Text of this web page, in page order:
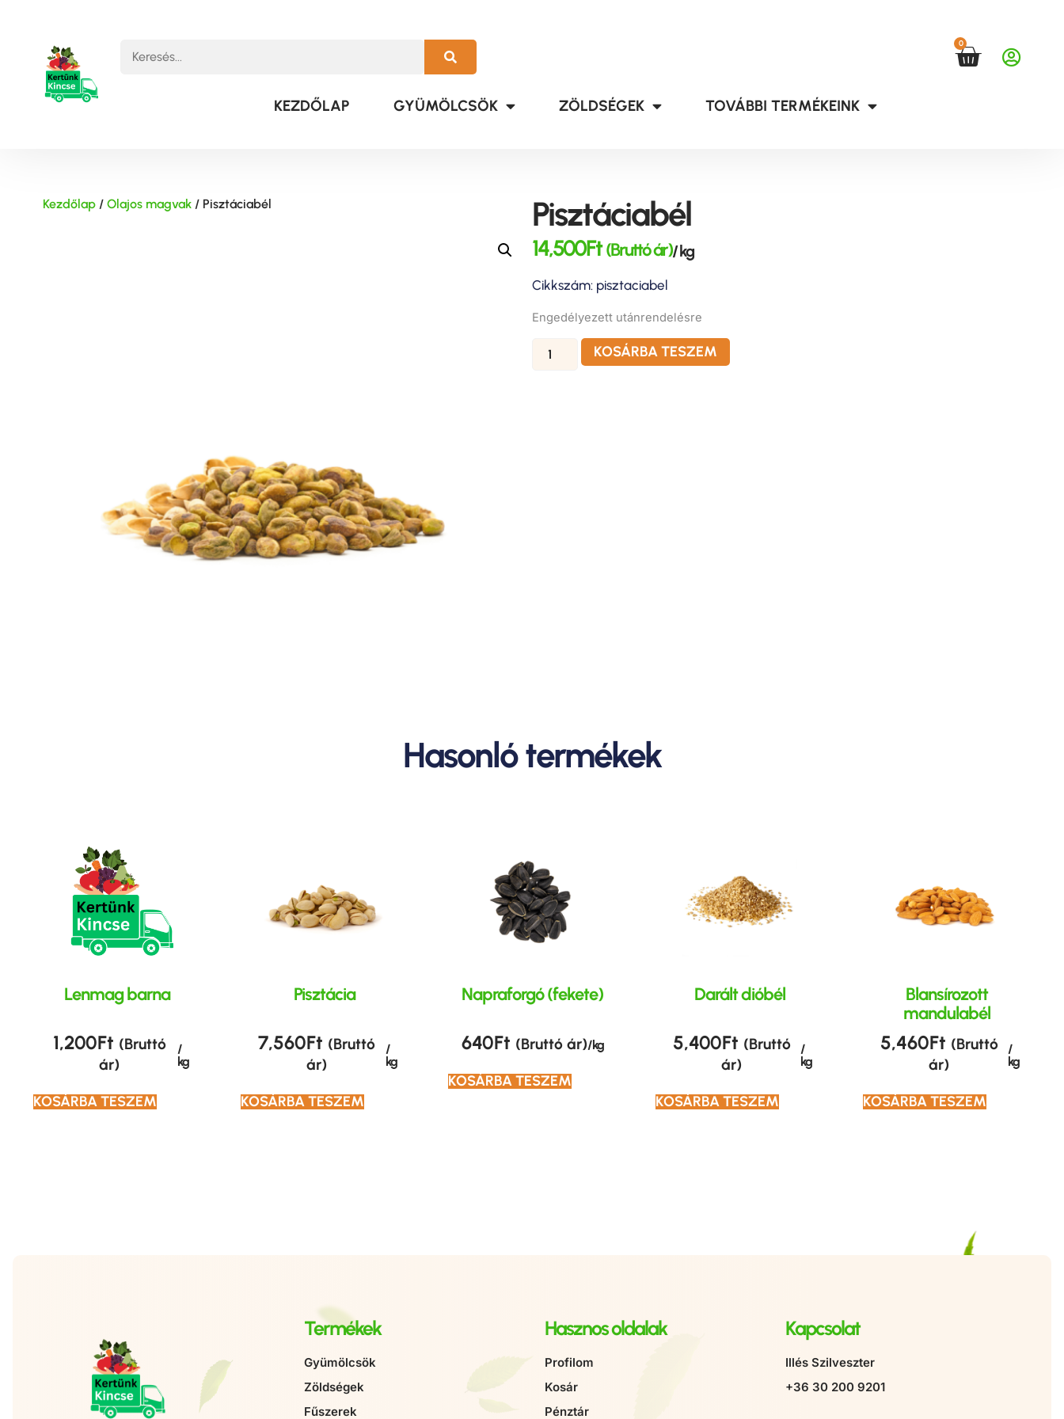
0
KEZDŐLAP GYÜMÖLCSÖK ZÖLDSÉGEK TOVÁBBI TERMÉKEINK
Kezdőlap/ Olajos magvak/ Pisztáciabél Pisztáciabél
14,500Ft (Bruttó ár)/ kg
Cikkszám: pisztaciabel
Engedélyezett utánrendelésre
KOSÁRBA TESZEM
Hasonló termékek
Lenmag barna
1,200Ft (Bruttó
ár)
/
kg
KOSÁRBA TESZEM
Pisztácia
7,560Ft (Bruttó
ár)
/
kg
KOSÁRBA TESZEM
Napraforgó (fekete)
640Ft (Bruttó ár)/ kg
KOSÁRBA TESZEM
Darált dióbél
5,400Ft (Bruttó
ár)
/
kg
KOSÁRBA TESZEM
Blansírozott
mandulabél
5,460Ft (Bruttó
ár)
/
kg
KOSÁRBA TESZEM
Termékek
Gyümölcsök
Zöldségek
Fűszerek
Hasznos oldalak
Profilom
Kosár
Pénztár
Kapcsolat
Illés Szilveszter
+36 30 200 9201